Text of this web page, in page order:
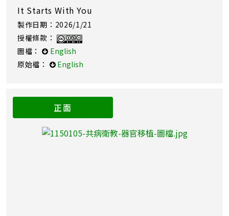
It Starts With You
製作日期：2026/1/21
授權條款：
圖檔：
English
原始檔：
English
正面